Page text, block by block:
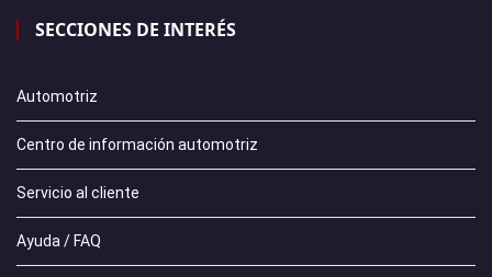
SECCIONES DE INTERÉS
Automotriz
Centro de información automotriz
Servicio al cliente
Ayuda / FAQ